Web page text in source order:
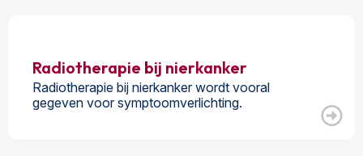
Radiotherapie bij nierkanker
Radiotherapie bij nierkanker wordt vooral
gegeven voor symptoomverlichting.